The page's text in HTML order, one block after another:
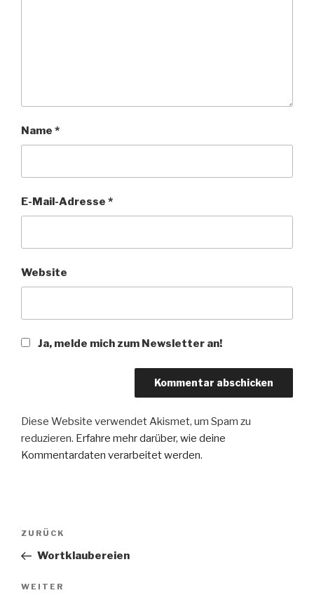
Name *
E-Mail-Adresse *
Website
Ja, melde mich zum Newsletter an!
Diese Website verwendet Akismet, um Spam zu
reduzieren. Erfahre mehr darüber, wie deine
Kommentardaten verarbeitet werden.
Beitragsnavigation
Vorheriger
Beitrag
ZURÜCK
Wortklaubereien
Nächster
WEITER